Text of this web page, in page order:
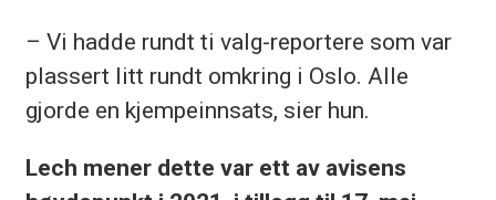
– Vi hadde rundt ti valg-reportere som var
plassert litt rundt omkring i Oslo. Alle
gjorde en kjempeinnsats, sier hun.
Lech mener dette var ett av avisens